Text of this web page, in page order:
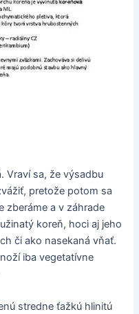
Vraví sa, že výsadbu
pretože potom sa
zberáme a v záhrade
koreň, hoci aj jeho
či ako nasekaná vňať.
iba vegetatívne
stredne ťažkú hlinitú